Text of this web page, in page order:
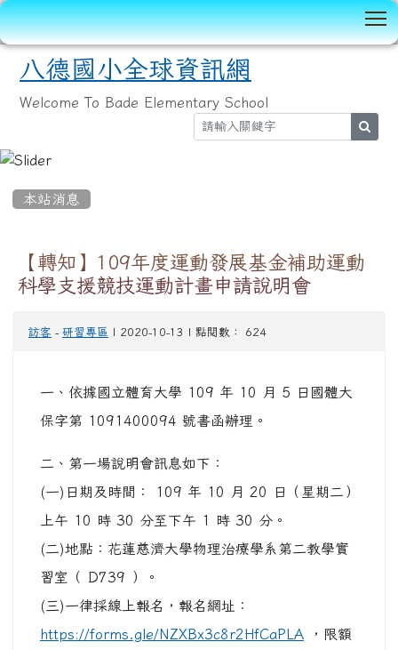
八德國小全球資訊網
Welcome To Bade Elementary School
本站消息
【轉知】109年度運動發展基金補助運動
科學支援競技運動計畫申請說明會
訪客 - 研習專區 | 2020-10-13 | 點閱數： 624
一、依據國立體育大學 109 年 10 月 5 日國體大
保字第 1091400094 號書函辦理。
二、第一場說明會訊息如下：
(一)日期及時間： 109 年 10 月 20 日（星期二）
上午 10 時 30 分至下午 1 時 30 分。
(二)地點：花蓮慈濟大學物理治療學系第二教學實
習室（ D739 ）。
(三)一律採線上報名，報名網址：
https://forms.gle/NZXBx3c8r2HfCaPLA ，限額